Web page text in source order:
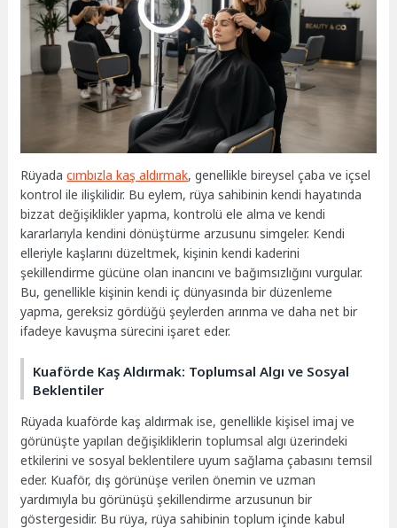
Rüyadacımbızla kaş aldırmak, genellikle bireysel çaba ve içsel
kontrol ile ilişkilidir. Bu eylem, rüya sahibinin kendi hayatında
bizzat değişiklikler yapma, kontrolü ele alma ve kendi
kararlarıyla kendini dönüştürme arzusunu simgeler. Kendi
elleriyle kaşlarını düzeltmek, kişinin kendi kaderini
şekillendirme gücüne olan inancını ve bağımsızlığını vurgular.
Bu, genellikle kişinin kendi iç dünyasında bir düzenleme
yapma, gereksiz gördüğü şeylerden arınma ve daha net bir
ifadeye kavuşma sürecini işaret eder.
Kuaförde Kaş Aldırmak: Toplumsal Algı ve Sosyal
Beklentiler
Rüyada kuaförde kaş aldırmak ise, genellikle kişisel imaj ve
görünüşte yapılan değişikliklerin toplumsal algı üzerindeki
etkilerini ve sosyal beklentilere uyum sağlama çabasını temsil
eder. Kuaför, dış görünüşe verilen önemin ve uzman
yardımıyla bu görünüşü şekillendirme arzusunun bir
göstergesidir. Bu rüya, rüya sahibinin toplum içinde kabul